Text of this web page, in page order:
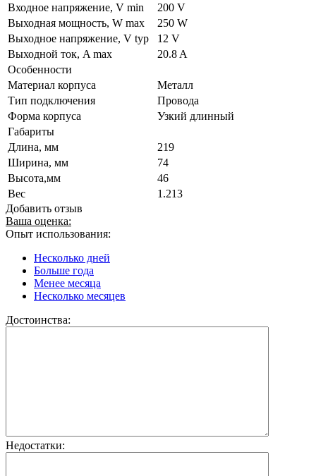
Входное напряжение, V min
200 V
Выходная мощность, W max
250 W
Выходное напряжение, V typ
12 V
Выходной ток, A max
20.8 A
Особенности
Материал корпуса
Металл
Тип подключения
Провода
Форма корпуса
Узкий длинный
Габариты
Длина, мм
219
Ширина, мм
74
Высота,мм
46
Вес
1.213
Добавить отзыв
Ваша оценка:
Опыт использования:
Несколько дней
Больше года
Менее месяца
Несколько месяцев
Достоинства:
Недостатки: